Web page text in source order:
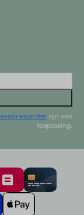
zijn van
toepassing.